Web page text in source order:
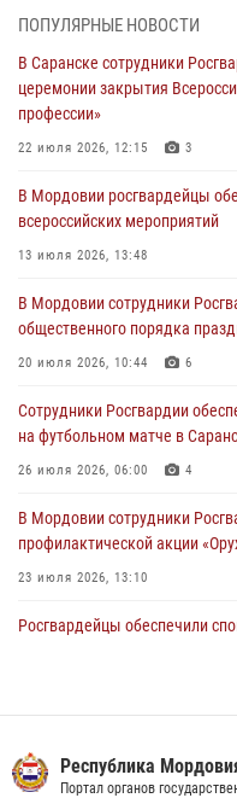
06 августа 2026, 08:14 9
В Саранске сотрудники
повредившего имущество в
06 августа 2026, 07:03
незамедлительно
05 августа 2026, 15:04
подозреваемого в
05 августа 2026, 12:34
проведения масштабного
05 августа 2026, 09:04 4
ПОПУЛЯРНЫЕ НОВОСТИ
В Саранске сотрудники
церемонии закрытия
профессии»
22 июля 2026, 12:15 3
В Мордовии росгвардейцы
всероссийских мероприятий
13 июля 2026, 13:48
В Мордовии сотрудники
общественного порядка
20 июля 2026, 10:44 6
Сотрудники Росгвардии
на футбольном матче в
26 июля 2026, 06:00 4
В Мордовии сотрудники
профилактической акции
23 июля 2026, 13:10
Росгвардейцы обеспечили
обеспечили безопасность на
регионального турнира до
Республика
Портал органов